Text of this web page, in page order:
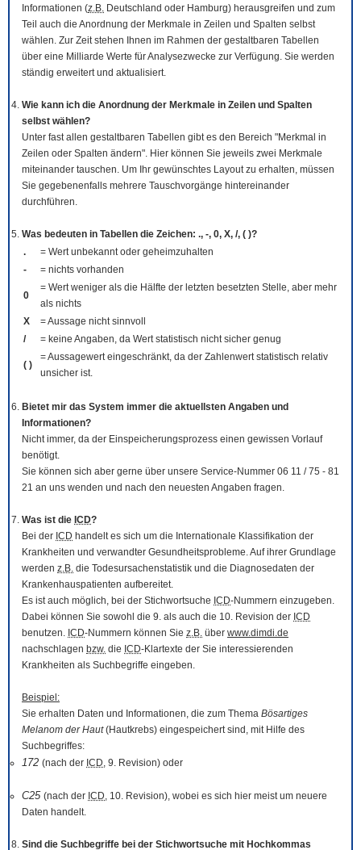
Informationen (z.B. Deutschland oder Hamburg) herausgreifen und zum
Teil auch die Anordnung der Merkmale in Zeilen und Spalten selbst
wählen. Zur Zeit stehen Ihnen im Rahmen der gestaltbaren Tabellen
über eine Milliarde Werte für Analysezwecke zur Verfügung. Sie werden
ständig erweitert und aktualisiert.
Wie kann ich die Anordnung der Merkmale in Zeilen und Spalten
selbst wählen?
Unter fast allen gestaltbaren Tabellen gibt es den Bereich "Merkmal in
Zeilen oder Spalten ändern". Hier können Sie jeweils zwei Merkmale
miteinander tauschen. Um Ihr gewünschtes Layout zu erhalten, müssen
Sie gegebenenfalls mehrere Tauschvorgänge hintereinander
durchführen.
Was bedeuten in Tabellen die Zeichen: ., -, 0, X, /, ( )?
.
= Wert unbekannt oder geheimzuhalten
-
= nichts vorhanden
0
= Wert weniger als die Hälfte der letzten besetzten Stelle, aber mehr
als nichts
X
= Aussage nicht sinnvoll
/
= keine Angaben, da Wert statistisch nicht sicher genug
( )
= Aussagewert eingeschränkt, da der Zahlenwert statistisch relativ
unsicher ist.
Bietet mir das System immer die aktuellsten Angaben und
Informationen?
Nicht immer, da der Einspeicherungsprozess einen gewissen Vorlauf
benötigt.
Sie können sich aber gerne über unsere Service-Nummer 06 11 / 75 - 81
21 an uns wenden und nach den neuesten Angaben fragen.
Was ist die ICD?
Bei der ICD handelt es sich um die Internationale Klassifikation der
Krankheiten und verwandter Gesundheitsprobleme. Auf ihrer Grundlage
werden z.B. die Todesursachenstatistik und die Diagnosedaten der
Krankenhauspatienten aufbereitet.
Es ist auch möglich, bei der Stichwortsuche ICD-Nummern einzugeben.
Dabei können Sie sowohl die 9. als auch die 10. Revision der ICD
benutzen. ICD-Nummern können Sie z.B. über www.dimdi.de
nachschlagen bzw. die ICD-Klartexte der Sie interessierenden
Krankheiten als Suchbegriffe eingeben.
Beispiel:
Sie erhalten Daten und Informationen, die zum Thema Bösartiges
Melanom der Haut(Hautkrebs) eingespeichert sind, mit Hilfe des
Suchbegriffes:
172 (nach der ICD, 9. Revision) oder
C25 (nach der ICD, 10. Revision), wobei es sich hier meist um neuere
Daten handelt.
Sind die Suchbegriffe bei der Stichwortsuche mit Hochkommas